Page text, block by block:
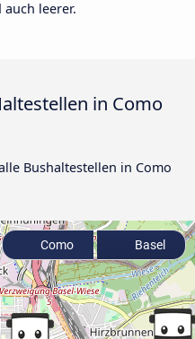
auch leerer.
in Como
Bushaltestellen in Como
Como Basel